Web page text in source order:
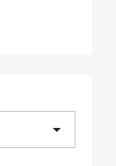
arrow_drop_down